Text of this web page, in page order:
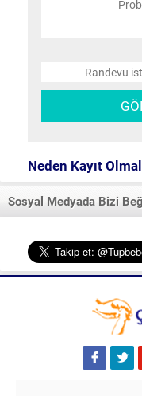
Neden Kayıt
Sosyal Medyada Bizi